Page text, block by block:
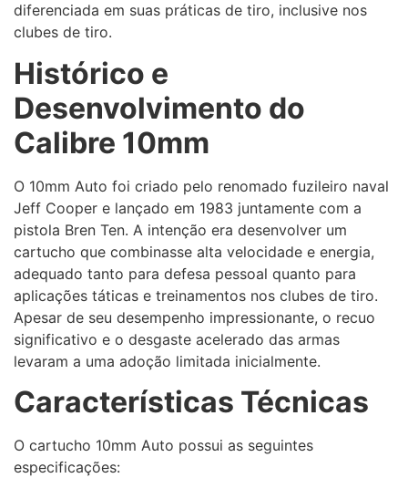
diferenciada em suas práticas de tiro, inclusive nos
clubes de tiro.
Histórico e
Desenvolvimento do
Calibre 10mm
O 10mm Auto foi criado pelo renomado fuzileiro naval
Jeff Cooper e lançado em 1983 juntamente com a
pistola Bren Ten. A intenção era desenvolver um
cartucho que combinasse alta velocidade e energia,
adequado tanto para defesa pessoal quanto para
aplicações táticas e treinamentos nos clubes de tiro.
Apesar de seu desempenho impressionante, o recuo
significativo e o desgaste acelerado das armas
levaram a uma adoção limitada inicialmente.
Características Técnicas
O cartucho 10mm Auto possui as seguintes
especificações: